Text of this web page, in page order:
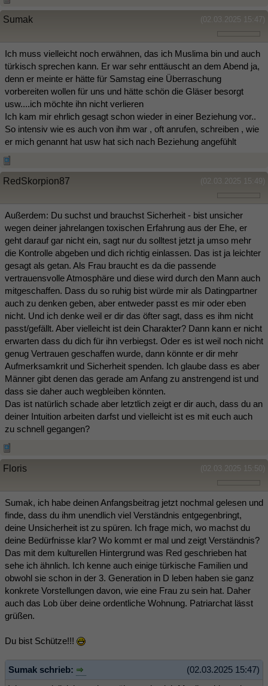
(02.03.2025 15:47)
Sumak
Ich muss vielleicht noch erwähnen, das ich Muslima bin und auch
türkisch sprechen kann. Er war sehr enttäuscht an dem Abend ja,
denn er meinte er hätte für Samstag eine Überraschung
vorbereiten wollen für uns und hätte schön die Gläser besorgt
usw....ich möchte ihn nicht verlieren
Ich kam mir ehrlich gesagt schon wieder in einer Beziehung vor..
So intensiv wie es auch von ihm war , oft anrufen, schreiben , wie
er mich genannt hat usw hat sich nach Beziehung angefühlt
(02.03.2025 15:49)
RedSkorpion87
Außerdem: Du suchst und brauchst Sicherheit - bist unsicher
wegen deiner jahrelangen toxischen Erfahrung aus der Ehe, er
geht darauf gar nicht ein, sagt nur du solltest jetzt ja umso mehr
die Kontrolle abgeben und dich richtig einlassen. Das ist ja leichter
gesagt als getan. Als Frau braucht es da die passende
vertrauensvolle Atmosphäre und diese wird durch den Mann auch
mitgeschaffen. Dass du so ruhig bist würde mir als Datingpartner
auch zu denken geben, aber entweder passt es mir oder eben
nicht. Und ich denke weil er dir das öfter sagt, dass es ihm nicht
passt/gefällt. Aber vielleicht ist dein Charakter? Dann kann er nicht
erwarten dass du dich für ihn verbiegst. Oder es ist weil noch nicht
genug Vertrauen geschaffen wurde, dann könnte er dir mehr
Aufmerksamkrit und Sicherheit spenden. Ich glaube dass es aber
Männer gibt denen das gerade am Anfang zu anstrengend ist und
dass sie daher auch wegbleiben könnten.
Das ist natürlich schade aber letztlich zeigt er dir auch, dass du an
deiner Intuition arbeiten darfst und vielleicht ist es mit euch auch
zu schnell gegangen?
(02.03.2025 15:50)
Floris
Sumak, ich habe deinen Anfangsbeitrag jetzt nochmal gelesen und
finde, dass du ihm unendlich viel Verständnis entgegenbringt,
deine Unsicherheit ist zu spüren. Ich frage mich, wo machst du
deine Bedürfnisse klar? Wo kommt er mal und zeigt Verständnis?
Das mit dem kulturellen Hintergrund was Red geschrieben hat
sehe ich ähnlich. Ich kenne auch einige türkische Familien und
obwohl sie schon in der 3. Generation in D leben haben sie ganz
konkrete Vorstellungen davon, wie eine Frau zu sein hat. Daher
auch das Lob über deine ordentliche Wohnung. Patriarchat lässt
grüßen.
Du bist Schütze!!!
(02.03.2025 15:47)
Sumak schrieb: